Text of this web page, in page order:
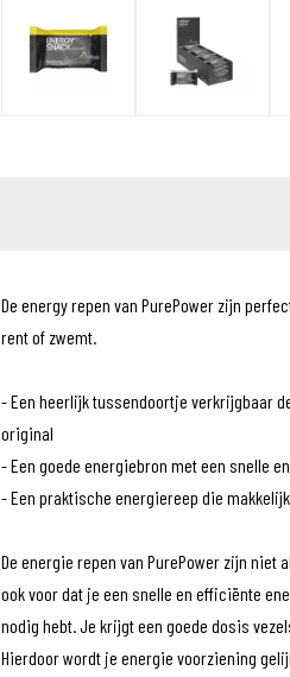
Tassen
Tech Training
De energy repen van PurePower zijn
rent of zwemt.
- Een heerlijk tussendoortje verkrijgbaar
original
- Een goede energiebron met een snelle
- Een praktische energiereep die
De energie repen van PurePower zijn niet
ook voor dat je een snelle en efficiënte
nodig hebt. Je krijgt een goede dosis
Hierdoor wordt je energie voorziening